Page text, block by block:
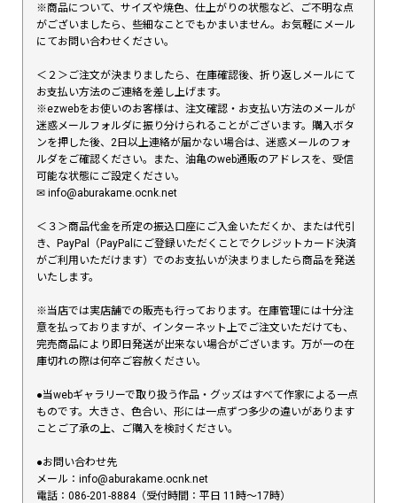
※商品について、サイズや焼色、仕上がりの状態など、ご不明な点
がございましたら、些細なことでもかまいません。お気軽にメール
にてお問い合わせください。
＜２＞ご注文が決まりましたら、在庫確認後、折り返しメールにて
お支払い方法のご連絡を差し上げます。
※ezwebをお使いのお客様は、注文確認・お支払い方法のメールが
迷惑メールフォルダに振り分けられることがございます。購入ボタ
ンを押した後、2日以上連絡が届かない場合は、迷惑メールのフォ
ルダをご確認ください。また、油亀のweb通販のアドレスを、受信
可能な状態にご設定ください。
✉︎ info@aburakame.ocnk.net
＜３＞商品代金を所定の振込口座にご入金いただくか、または代引
き、PayPal（PayPalにご登録いただくことでクレジットカード決済
がご利用いただけます）でのお支払いが決まりましたら商品を発送
いたします。
※当店では実店舗での販売も行っております。在庫管理には十分注
意を払っておりますが、インターネット上でご注文いただけても、
完売商品により即日発送が出来ない場合がございます。万が一の在
庫切れの際は何卒ご容赦ください。
●当webギャラリーで取り扱う作品・グッズはすべて作家による一点
ものです。大きさ、色合い、形には一点ずつ多少の違いがあります
ことご了承の上、ご購入を検討ください。
●お問い合わせ先
メール：info@aburakame.ocnk.net
電話：086-201-8884（受付時間：平日 11時〜17時）